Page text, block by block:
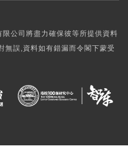
公司將盡力確保彼等所提供資料
無誤,資料如有錯漏而令閣下蒙受